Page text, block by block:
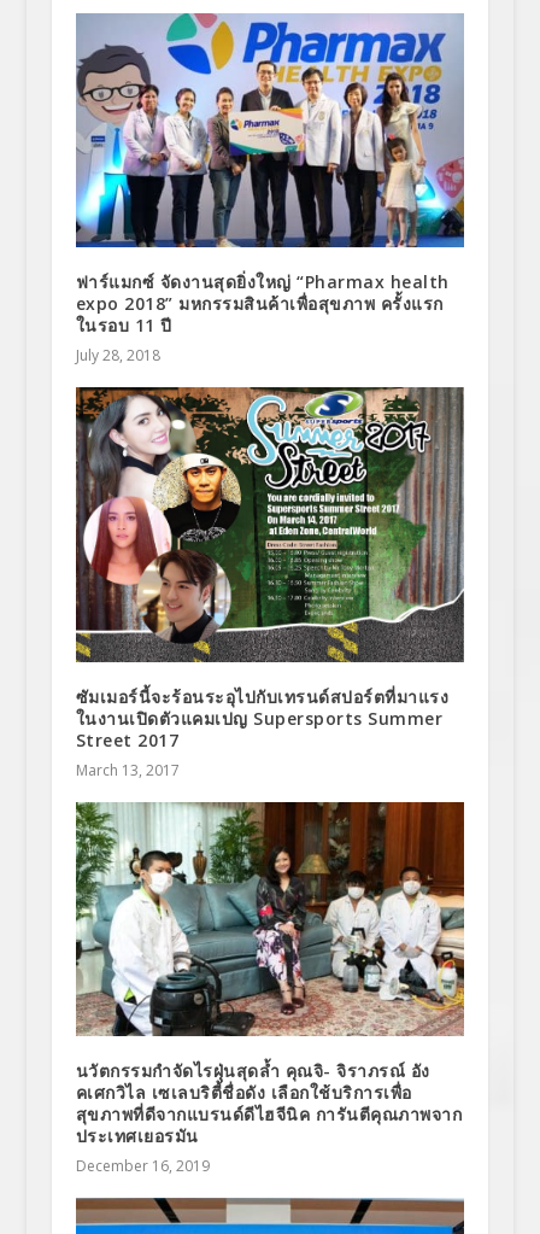
ฟาร์แมกซ์ จัดงานสุดยิ่งใหญ่ “Pharmax health
expo 2018” มหกรรมสินค้าเพื่อสุขภาพ ครั้งแรก
ในรอบ 11 ปี
July 28, 2018
ซัมเมอร์นี้จะร้อนระอุไปกับเทรนด์สปอร์ตที่มาแรง
ในงานเปิดตัวแคมเปญ Supersports Summer
Street 2017
March 13, 2017
นวัตกรรมกำจัดไรฝุ่นสุดล้ำ คุณจิ- จิราภรณ์ อัง
คเศกวิไล เซเลบริตี้ชื่อดัง เลือกใช้บริการเพื่อ
สุขภาพที่ดีจากแบรนด์ดีไฮจีนิค การันตีคุณภาพจาก
ประเทศเยอรมัน
December 16, 2019